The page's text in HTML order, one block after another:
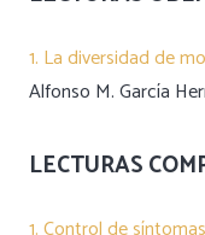
1. La diversidad de
Alfonso M. García
LECTURAS